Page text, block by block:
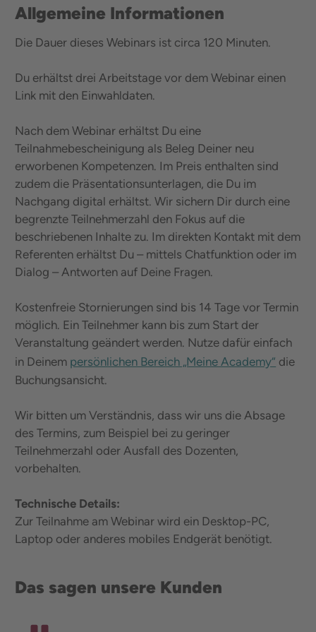
Allgemeine Informationen
Die Dauer dieses Webinars ist circa 120 Minuten.
Du erhältst drei Arbeitstage vor dem Webinar einen
Link mit den Einwahldaten.
Nach dem Webinar erhältst Du eine
Teilnahmebescheinigung als Beleg Deiner neu
erworbenen Kompetenzen. Im Preis enthalten sind
zudem die Präsentationsunterlagen, die Du im
Nachgang digital erhältst. Wir sichern Dir durch eine
begrenzte Teilnehmerzahl den Fokus auf die
beschriebenen Inhalte zu. Im direkten Kontakt mit dem
Referenten erhältst Du – mittels Chatfunktion oder im
Dialog – Antworten auf Deine Fragen.
Kostenfreie Stornierungen sind bis 14 Tage vor Termin
möglich. Ein Teilnehmer kann bis zum Start der
Veranstaltung geändert werden. Nutze dafür einfach
in Deinem persönlichen Bereich „Meine Academy“ die
Buchungsansicht.
Wir bitten um Verständnis, dass wir uns die Absage
des Termins, zum Beispiel bei zu geringer
Teilnehmerzahl oder Ausfall des Dozenten,
vorbehalten.
Technische Details:
Zur Teilnahme am Webinar wird ein Desktop-PC,
Laptop oder anderes mobiles Endgerät benötigt.
Das sagen unsere Kunden